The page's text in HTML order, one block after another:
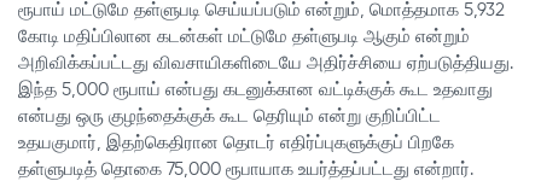
ரூபாய் மட்டுமே தள்ளுபடி செய்யப்படும் என்றும், மொத்தமாக 5,932
கோடி மதிப்பிலான கடன்கள் மட்டுமே தள்ளுபடி ஆகும் என்றும்
அறிவிக்கப்பட்டது விவசாயிகளிடையே அதிர்ச்சியை ஏற்படுத்தியது.
இந்த 5,000 ரூபாய் என்பது கடனுக்கான வட்டிக்குக் கூட உதவாது
என்பது ஒரு குழந்தைக்குக் கூட தெரியும் என்று குறிப்பிட்ட
உதயகுமார், இதற்கெதிரான தொடர் எதிர்ப்புகளுக்குப் பிறகே
தள்ளுபடித் தொகை 75,000 ரூபாயாக உயர்த்தப்பட்டது என்றார்.